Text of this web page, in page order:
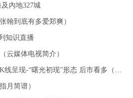
內地327城
翰到底有多爱郑爽）
知识直播
云媒体电视简介）
乐通股份（002319）：日K线呈现-“曙光初现”形态 后市看多（08-30）
月简谱）